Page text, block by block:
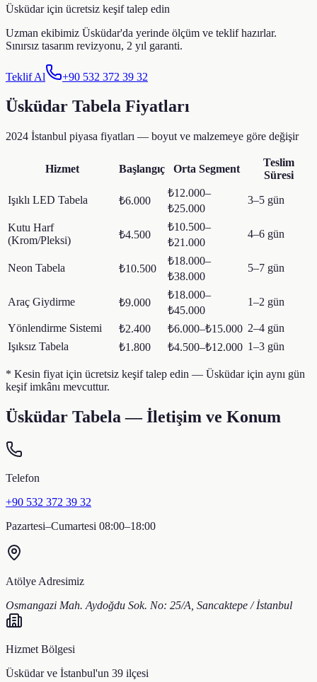
Üsküdariçin ücretsiz keşif talep edin
Uzman ekibimiz Üsküdar'da yerinde ölçüm ve teklif hazırlar.
Sınırsız tasarım revizyonu, 2 yıl garanti.
Teklif Al +90 532 372 39 32
Üsküdar Tabela Fiyatları
2024 İstanbul piyasa fiyatları — boyut ve malzemeye göre değişir
Hizmet Başlangıç Orta Segment
Teslim
Süresi
Işıklı LED Tabela ₺6.000
₺12.000–
₺25.000
3–5 gün
Kutu Harf
(Krom/Pleksi)
₺4.500
₺10.500–
₺21.000
4–6 gün
Neon Tabela ₺10.500
₺18.000–
₺38.000
5–7 gün
Araç Giydirme ₺9.000
₺18.000–
₺45.000
1–2 gün
Yönlendirme Sistemi ₺2.400 ₺6.000–₺15.000 2–4 gün
Işıksız Tabela
₺1.800 ₺4.500–₺12.000 1–3 gün
* Kesin fiyat için ücretsiz keşif talep edin — Üsküdariçin aynı gün
keşif imkânı mevcuttur.
Üsküdar Tabela — İletişim ve Konum
Telefon
+90 532 372 39 32
Pazartesi–Cumartesi 08:00–18:00
Atölye Adresimiz
Osmangazi Mah. Aydoğdu Sok. No: 25/A, Sancaktepe / İstanbul
Hizmet Bölgesi
Üsküdarve İstanbul'un 39 ilçesi